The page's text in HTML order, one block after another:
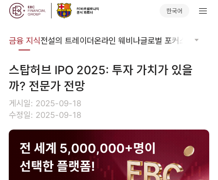
한국어
금융 지식전설의 트레이더온라인 웨비나글로벌 포커스 기술적
스탑허브 IPO 2025: 투자 가치가 있을
까? 전문가 전망
게시일: 2025-09-18
수정일: 2025-09-18